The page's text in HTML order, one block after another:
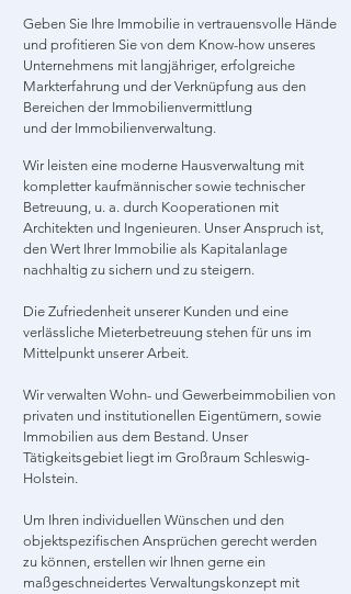
Geben Sie Ihre Immobilie in vertrauensvolle Hände
und profitieren Sie von dem Know-how unseres
Unternehmens mit langjähriger, erfolgreiche
Markterfahrung und der Verknüpfung aus den
Bereichen der Immobilienvermittlung
und der Immobilienverwaltung.
Wir leisten eine moderne Hausverwaltung mit
kompletter kaufmännischer sowie technischer
Betreuung, u. a. durch Kooperationen mit
Architekten und Ingenieuren. Unser Anspruch ist,
den Wert Ihrer Immobilie als Kapitalanlage
nachhaltig zu sichern und zu steigern.
Die Zufriedenheit unserer Kunden und eine
verlässliche Mieterbetreuung stehen für uns im
Mittelpunkt unserer Arbeit.
Wir verwalten Wohn- und Gewerbeimmobilien von
privaten und institutionellen Eigentümern, sowie
Immobilien aus dem Bestand. Unser
Tätigkeitsgebiet liegt im Großraum Schleswig-
Holstein.
Um Ihren individuellen Wünschen und den
objektspezifischen Ansprüchen gerecht werden
zu können, erstellen wir Ihnen gerne ein
maßgeschneidertes Verwaltungskonzept mit